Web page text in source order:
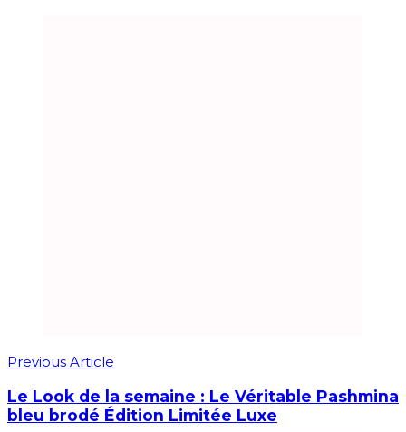
Previous Article
Le Look de la semaine : Le Véritable Pashmina
bleu brodé Édition Limitée Luxe